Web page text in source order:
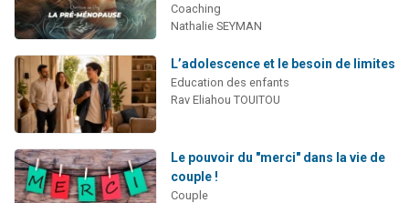
Coaching
Nathalie SEYMAN
L’adolescence et le besoin de limites
Education des enfants
Rav Eliahou TOUITOU
Le pouvoir du "merci" dans la vie de
couple !
Couple